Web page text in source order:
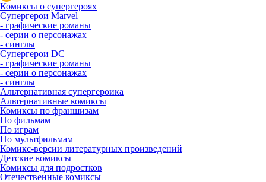
Комиксы о супергероях
Супергерои Marvel
- графические романы
- серии о персонажах
- синглы
Супергерои DC
- графические романы
- серии о персонажах
- синглы
Альтернативная супергероика
Альтернативные комиксы
Комиксы по франшизам
По фильмам
По играм
По мультфильмам
Комикс-версии литературных произведений
Детские комиксы
Комиксы для подростков
Отечественные комиксы